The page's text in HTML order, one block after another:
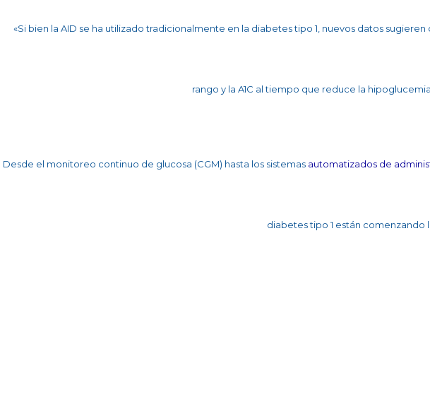
«Si bien la AID se ha utilizado tradicionalmente en la diabetes tipo 1, nuevos datos
rango y la A1C al tiempo que reduce la
Desde el monitoreo continuo de glucosa (CGM) hasta los sistemas automatizados de
diabetes tipo 1 están comenzando